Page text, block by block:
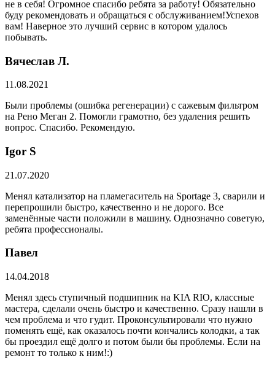
не в себя! Огромное спасибо ребята за работу! Обязательно
буду рекомендовать и обращаться с обслуживанием!Успехов
вам! Наверное это лучший сервис в котором удалось
побывать.
Вячеслав Л.
11.08.2021
Были проблемы (ошибка регенерации) с сажевым фильтром
на Рено Меган 2. Помогли грамотно, без удаления решить
вопрос. Спасибо. Рекомендую.
​Igor S
21.07.2020
Менял катализатор на пламегаситель на Sportage 3, сварили и
перепрошили быстро, качественно и не дорого. Все
заменённые части положили в машину. Однозначно советую,
ребята профессионалы.
Павел
14.04.2018
Менял здесь ступичный подшипник на KIA RIO, классные
мастера, сделали очень быстро и качественно. Сразу нашли в
чем проблема и что гудит. Проконсультировали что нужно
поменять ещё, как оказалось почти кончались колодки, а так
бы проездил ещё долго и потом были бы проблемы. Если на
ремонт то только к ним!:)